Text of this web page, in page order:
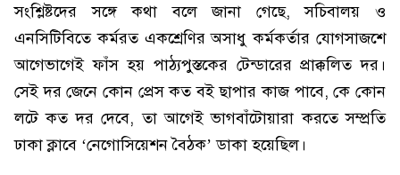
সংশ্লিষ্টদের সঙ্গে কথা বলে জানা গেছে, সচিবালয় ও
এনসিটিবিতে কর্মরত একশ্রেণির অসাধু কর্মকর্তার যোগসাজশে
আগেভাগেই ফাঁস হয় পাঠ্যপুস্তকের টেন্ডারের প্রাক্কলিত দর।
সেই দর জেনে কোন প্রেস কত বই ছাপার কাজ পাবে, কে কোন
লটে কত দর দেবে, তা আগেই ভাগবাঁটোয়ারা করতে সম্প্রতি
ঢাকা ক্লাবে ‘নেগোসিয়েশন বৈঠক’ ডাকা হয়েছিল।